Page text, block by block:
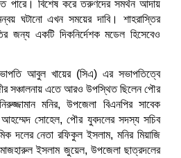
পারে। বিশেষ করে তরুণদের সমর্থন আদায়
ঘটানো এখন সময়ের দাবি। শাহরাস্তির
জন্য একটি দিকনির্দেশক মডেল হিসেবেও
আবুল খায়ের (সিএ) এর সভাপতিত্বে
সঞ্চালনায় এতে আরও উপস্থিত ছিলেন পৌর
মনির, উপজেলা বিএনপির সাবেক
সোহেল, পৌর যুবদলের সদস্য সচিব
দলের নেতা রফিকুল ইসলাম, মনির মিয়াজি
ইসলাম জুয়েল, উপজেলা ছাত্রদলের